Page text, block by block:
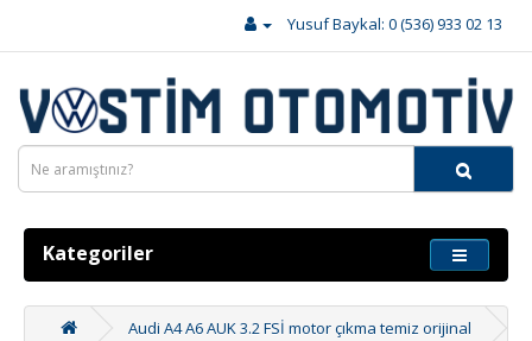
Yusuf Baykal: 0 (536) 933 02 13
Kategoriler
Audi A4 A6 AUK 3.2 FSİ motor çıkma temiz orijinal